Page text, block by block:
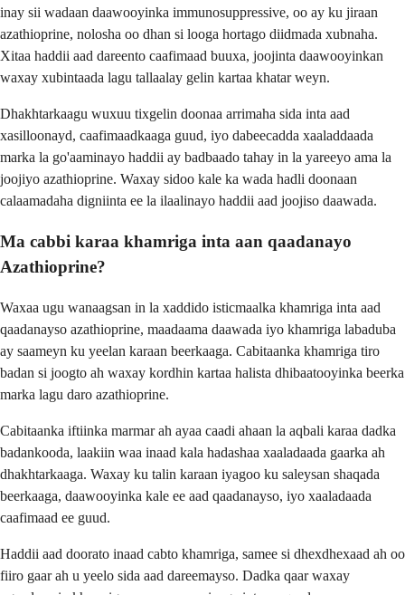
inay sii wadaan daawooyinka immunosuppressive, oo ay ku jiraan
azathioprine, nolosha oo dhan si looga hortago diidmada xubnaha.
Xitaa haddii aad dareento caafimaad buuxa, joojinta daawooyinkan
waxay xubintaada lagu tallaalay gelin kartaa khatar weyn.
Dhakhtarkaagu wuxuu tixgelin doonaa arrimaha sida inta aad
xasilloonayd, caafimaadkaaga guud, iyo dabeecadda xaaladdaada
marka la go'aaminayo haddii ay badbaado tahay in la yareeyo ama la
joojiyo azathioprine. Waxay sidoo kale ka wada hadli doonaan
calaamadaha digniinta ee la ilaalinayo haddii aad joojiso daawada.
Ma cabbi karaa khamriga inta aan qaadanayo
Azathioprine?
Waxaa ugu wanaagsan in la xaddido isticmaalka khamriga inta aad
qaadanayso azathioprine, maadaama daawada iyo khamriga labaduba
ay saameyn ku yeelan karaan beerkaaga. Cabitaanka khamriga tiro
badan si joogto ah waxay kordhin kartaa halista dhibaatooyinka beerka
marka lagu daro azathioprine.
Cabitaanka iftiinka marmar ah ayaa caadi ahaan la aqbali karaa dadka
badankooda, laakiin waa inaad kala hadashaa xaaladaada gaarka ah
dhakhtarkaaga. Waxay ku talin karaan iyagoo ku saleysan shaqada
beerkaaga, daawooyinka kale ee aad qaadanayso, iyo xaaladaada
caafimaad ee guud.
Haddii aad doorato inaad cabto khamriga, samee si dhexdhexaad ah oo
fiiro gaar ah u yeelo sida aad dareemayso. Dadka qaar waxay